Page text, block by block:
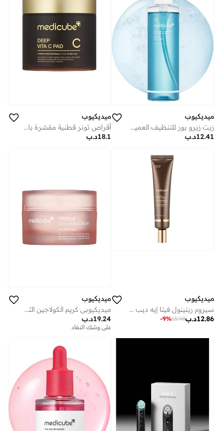
ميديكيوب
زيت زيرو بور للتنظيف العميق وإزالة الرؤوس السوداء - 205مل
د.ب12.41
ميديكيوب
أقراص تونر قطنية مقشرة بالفيتامين سي - 70 قطعة
د.ب18.1
ميديكيوب
سيروم ريتينول فيتا إيه ديب من ميديكوب
د.ب12.86
13.98
-9%
ميديكيوب
ميديكيوبي كريم الكولاجين الثلاثي 4.0
د.ب19.24
على وشك النفاد